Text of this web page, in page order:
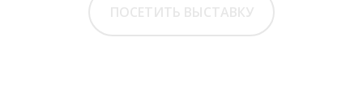
ПОСЕТИТЬ ВЫСТАВКУ